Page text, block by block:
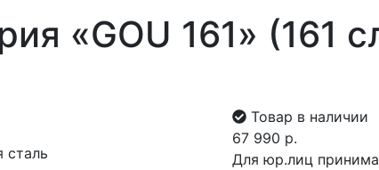
«GOU 161» (161
Товар в наличии
67 990 р.
Для юр.лиц